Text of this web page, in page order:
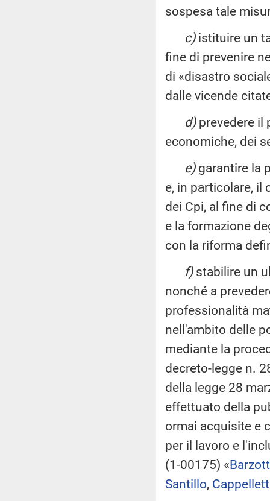
sospesa tale
c)istituire un
fine di prevenire
di «disastro
dalle vicende
d)prevedere il
economiche, dei
e)garantire la
e, in particolare, il
dei Cpi, al fine di
e la formazione
con la riforma
f)stabilire un
nonché a
professionalità
nell'ambito delle
mediante la
decreto-legge n.
della legge 28
effettuato della
ormai acquisite e
per il lavoro e
(1-00175) «
Santillo,